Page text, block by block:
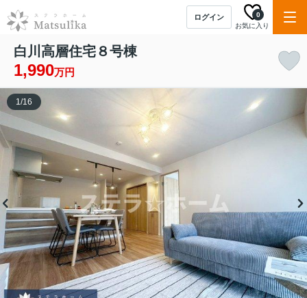
ログイン
お気に入り
0
白川高層住宅８号棟
1,990万円
1/16